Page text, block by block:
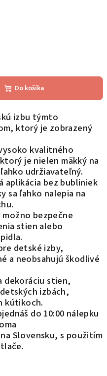
Do košíka
izbu týmto
ktorý je zobrazený
kvalitného
je nielen mäkký na
udržiavateľný.
aplikácia bez bubliniek
sa ľahko nalepia na
možno bezpečne
stien alebo
detské izby,
a neobsahujú škodlivé
dekoráciu stien,
izbách,
kútikoch.
do 10:00 nálepku
Slovensku, s použitím